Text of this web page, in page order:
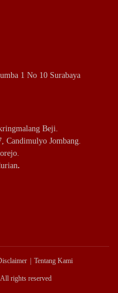
1 No 10 Surabaya
Beji.
Candimulyo Jombang.
.
Tentang Kami
rights reserved